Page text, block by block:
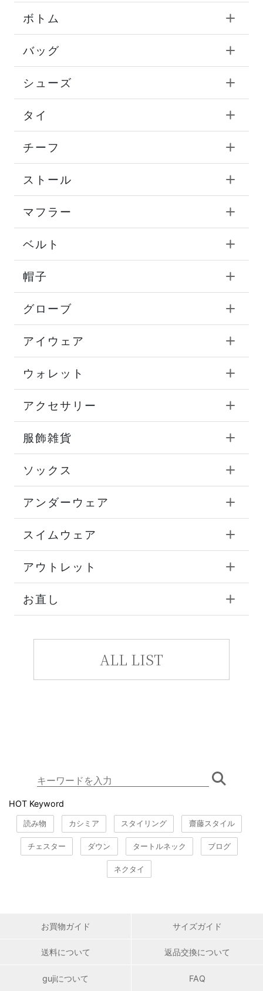
ボトム
バッグ
シューズ
タイ
チーフ
ストール
マフラー
ベルト
帽子
グローブ
アイウェア
ウォレット
アクセサリー
服飾雑貨
ソックス
アンダーウェア
スイムウェア
アウトレット
お直し
ALL LIST
HOT Keyword
読み物 カシミア スタイリング 齋藤スタイル
チェスター ダウン タートルネック ブログ
ネクタイ
お買物ガイド サイズガイド
送料について 返品交換について
gujiについて FAQ